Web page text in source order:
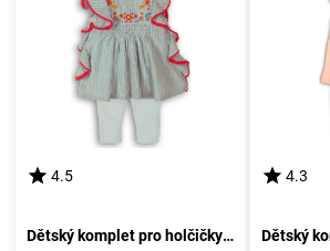
4.5
Dětský komplet pro holčičky - šaty a legíny, Minoti, Parade 1, velikost holčičky 74/80 | 9-12m
4.3